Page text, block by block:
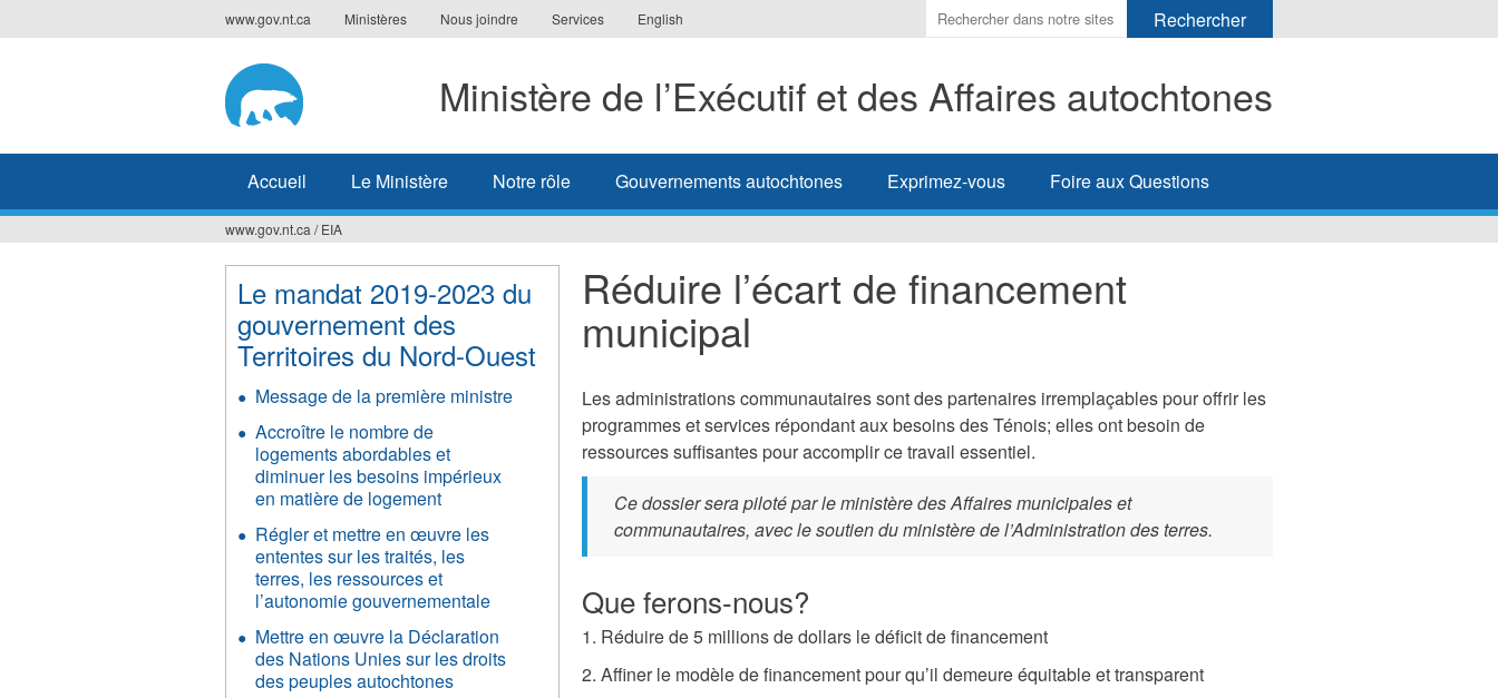
to
www.gov.nt.ca Ministères Nous joindre Services English
Indiquer
les
à
rechercher
Ministère de l’Exécutif et des Affaires autochtones
Accueil Le Ministère Notre rôle Gouvernements autochtones Exprimez-vous Foire aux Questions
Vous
êtes
ici
www.gov.nt.ca / EIA
Réduire l’écart de financement
municipal
Les administrations communautaires sont des partenaires irremplaçables pour offrir les
programmes et services répondant aux besoins des Ténois; elles ont besoin de
ressources suffisantes pour accomplir ce travail essentiel.
Ce dossier sera piloté par le ministère des Affaires municipales et
communautaires, avec le soutien du ministère de l’Administration des terres.
Que ferons-nous?
1. Réduire de 5 millions de dollars le déficit de financement
2. Affiner le modèle de financement pour qu’il demeure équitable et transparent
Le mandat 2019-2023 du
gouvernement des
Territoires du Nord-Ouest
Message de la première ministre
Accroître le nombre de
logements abordables et
diminuer les besoins impérieux
en matière de logement
Régler et mettre en œuvre les
ententes sur les traités, les
terres, les ressources et
l’autonomie gouvernementale
Mettre en œuvre la Déclaration
des Nations Unies sur les droits
des peuples autochtones